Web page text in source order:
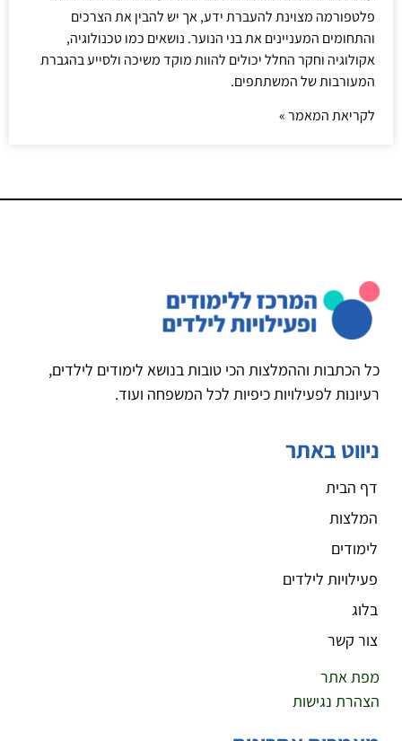
פלטפורמה מצוינת להעברת ידע, אך יש להבין את הצרכים
והתחומים המעניינים את בני הנוער. נושאים כמו טכנולוגיה,
אקולוגיה וחקר החלל יכולים להוות מוקד משיכה ולסייע בהגברת
המעורבות של המשתתפים.
לקריאת המאמר »
כל הכתבות וההמלצות הכי טובות בנושא לימודים לילדים,
רעיונות לפעילויות כיפיות לכל המשפחה ועוד.
ניווט באתר
דף הבית
המלצות
לימודים
פעילויות לילדים
בלוג
צור קשר
מפת אתר
הצהרת נגישות